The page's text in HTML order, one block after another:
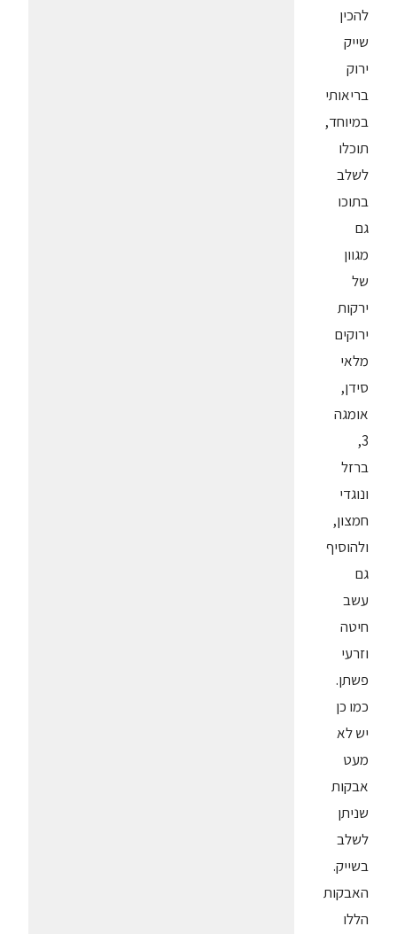
להכין
שייק
ירוק
בריאותי
במיוחד,
תוכלו
לשלב
בתוכו
גם
מגוון
של
ירקות
ירוקים
מלאי
סידן,
אומגה
3,
ברזל
ונוגדי
חמצון,
ולהוסיף
גם
עשב
חיטה
וזרעי
פשתן.
כמו כן
יש לא
מעט
אבקות
שניתן
לשלב
בשייק.
האבקות
הללו